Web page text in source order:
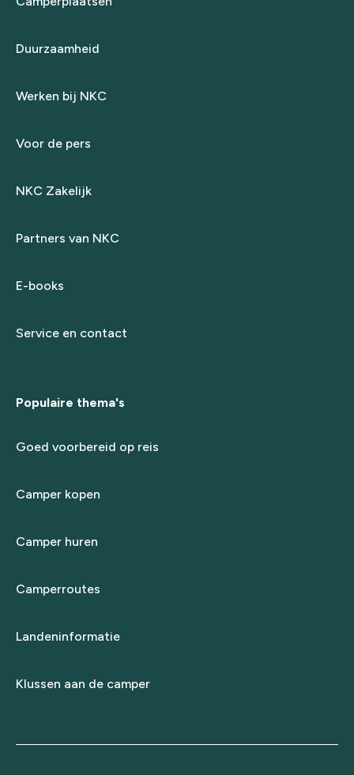
Duurzaamheid
Werken bij NKC
Voor de pers
NKC Zakelijk
Partners van NKC
E-books
Service en contact
Populaire thema's
Goed voorbereid op reis
Camper kopen
Camper huren
Camperroutes
Landeninformatie
Klussen aan de camper